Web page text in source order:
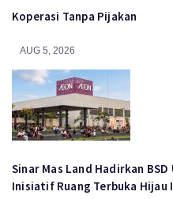
Koperasi Tanpa Pijakan
AUG 5, 2026
Sinar Mas Land Hadirkan
Inisiatif Ruang Terbuka